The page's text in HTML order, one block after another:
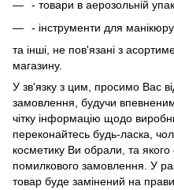
- товари в аерозольній
- інструменти для
та інші, не пов'язані з
магазину.
У зв'язку з цим, просимо Вас
замовлення, будучи
чітку інформацію щодо
переконайтесь будь-ласка,
косметику Ви обрали, та
помилкового замовлення. У
товар буде замінений на